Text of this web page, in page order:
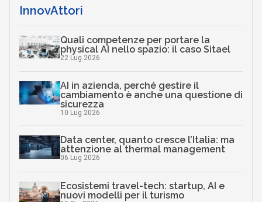
InnovAttori
Quali competenze per portare la
physical AI nello spazio: il caso Sitael
22 Lug 2026
AI in azienda, perché gestire il
cambiamento è anche una questione di
sicurezza
10 Lug 2026
Data center, quanto cresce l’Italia: ma
attenzione al thermal management
06 Lug 2026
Ecosistemi travel-tech: startup, AI e
nuovi modelli per il turismo